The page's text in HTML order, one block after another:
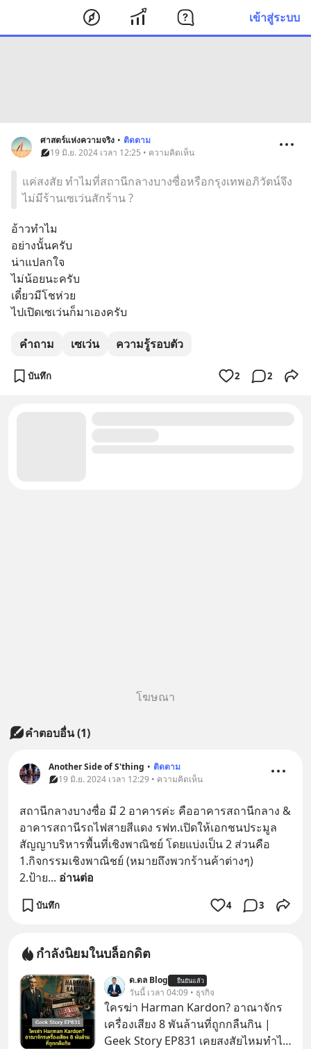
เข้าสู่ระบบ
ศาสตร์แห่งความจริง • ติดตาม
19 มิ.ย. 2024 เวลา 12:25 • ความคิดเห็น
แค่สงสัย ทำไมที่สถานีกลางบางซื่อหรือกรุงเทพอภิวัตน์จึง
ไม่มีร้านเซเว่นสักร้าน ?
อ้าวทำไม
อย่างนั้นครับ
น่าแปลกใจ
ไม่น้อยนะครับ
เดี๋ยวมีโชห่วย
ไปเปิดเซเว่นก็มาเองครับ
คำถาม เซเว่น ความรู้รอบตัว
บันทึก 2 2
โฆษณา
คำตอบอื่น(1)
Another Side of S'thing • ติดตาม
19 มิ.ย. 2024 เวลา 12:29 • ความคิดเห็น
สถานีกลางบางซื่อ มี 2 อาคารค่ะ คืออาคารสถานีกลาง &
อาคารสถานีรถไฟสายสีแดง รฟท.เปิดให้เอกชนประมูล
สัญญาบริหารพื้นที่เชิงพาณิชย์ โดยแบ่งเป็น 2 ส่วนคือ
1.กิจกรรมเชิงพาณิชย์ (หมายถึงพวกร้านค้าต่างๆ)
2.ป้าย... อ่านต่อ
บันทึก 4 3
กำลังนิยมในบล็อกดิต
ด.ดล Blog ยืนยันแล้ว
วันนี้ เวลา 04:09 • ธุรกิจ
ใครฆ่า Harman Kardon? อาณาจักร
เครื่องเสียง 8 พันล้านที่ถูกกลืนกิน |
Geek Story EP831 เคยสงสัยไหมทำไม